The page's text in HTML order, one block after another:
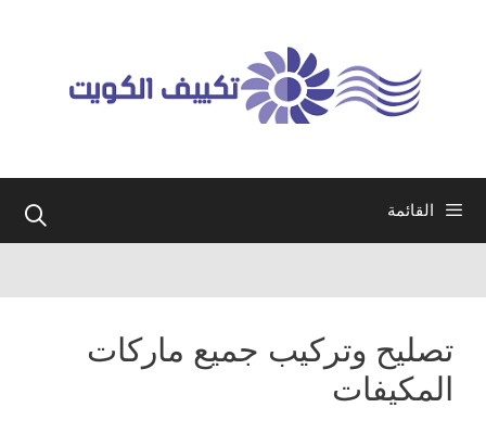
القائمة
تصليح وتركيب جميع ماركات
المكيفات